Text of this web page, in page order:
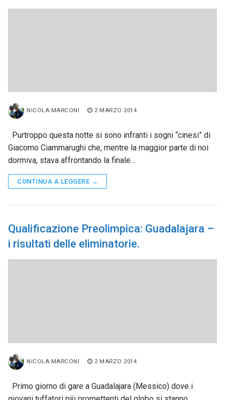
NICOLA MARCONI 2 MARZO 2014
Purtroppo questa notte si sono infranti i sogni “cinesi” di
Giacomo Ciammarughi che, mentre la maggior parte di noi
dormiva, stava affrontando la finale…
CONTINUA A LEGGERE →
Qualificazione Preolimpica: Guadalajara –
i risultati delle eliminatorie.
NICOLA MARCONI 2 MARZO 2014
Primo giorno di gare a Guadalajara (Messico) dove i